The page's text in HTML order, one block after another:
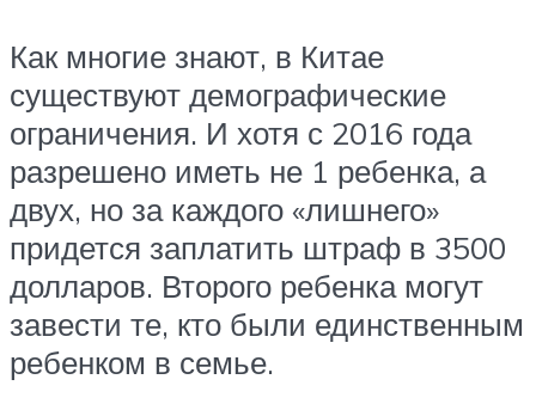
Как многие знают, в Китае
существуют демографические
ограничения. И хотя с 2016 года
разрешено иметь не 1 ребенка, а
двух, но за каждого «лишнего»
придется заплатить штраф в 3500
долларов. Второго ребенка могут
завести те, кто были единственным
ребенком в семье.